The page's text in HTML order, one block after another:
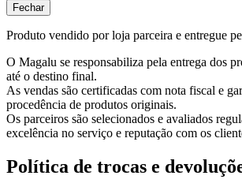
Fechar
Produto vendido por loja parceira e entregue
O Magalu se responsabiliza pela entrega dos
até o destino final.
As vendas são certificadas com nota fiscal e
procedência de produtos originais.
Os parceiros são selecionados e avaliados
excelência no serviço e reputação com os
Política de trocas e